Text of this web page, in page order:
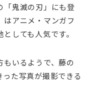
「鬼滅の刃」にも登
アニメ・マンガフ
しても人気です。
いるようで、藤の
た写真が撮影できる